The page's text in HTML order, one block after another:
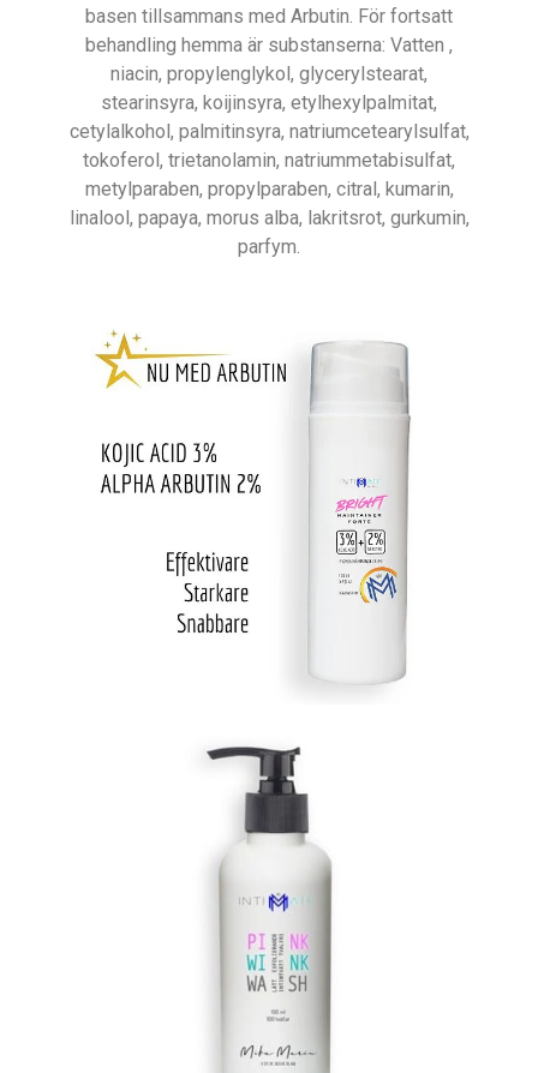
basen tillsammans med Arbutin. För fortsatt
behandling hemma är substanserna: Vatten ,
niacin, propylenglykol, glycerylstearat,
stearinsyra, koijinsyra, etylhexylpalmitat,
cetylalkohol, palmitinsyra, natriumcetearylsulfat,
tokoferol, trietanolamin, natriummetabisulfat,
metylparaben, propylparaben, citral, kumarin,
linalool, papaya, morus alba, lakritsrot, gurkumin,
parfym.